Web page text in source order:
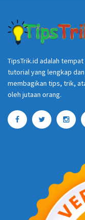
TipsTrik.id adalah
tutorial yang lengkap
membagikan tips, trik,
oleh jutaan orang.